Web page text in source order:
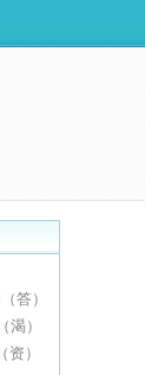
（答）
（渴）
（资）